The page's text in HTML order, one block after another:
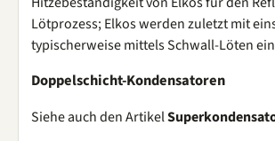
Lötprozess; Elkos werden zuletzt mit
typischerweise mittels Schwall-Löten
Doppelschicht-Kondensatoren
Siehe auch den Artikel